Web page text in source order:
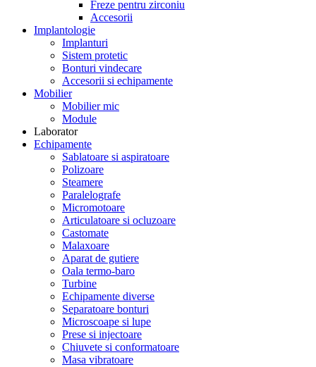
Freze pentru zirconiu
Accesorii
Implantologie
Implanturi
Sistem protetic
Bonturi vindecare
Accesorii si echipamente
Mobilier
Mobilier mic
Module
Laborator
Echipamente
Sablatoare si aspiratoare
Polizoare
Steamere
Paralelografe
Micromotoare
Articulatoare si ocluzoare
Castomate
Malaxoare
Aparat de gutiere
Oala termo-baro
Turbine
Echipamente diverse
Separatoare bonturi
Microscoape si lupe
Prese si injectoare
Chiuvete si conformatoare
Masa vibratoare